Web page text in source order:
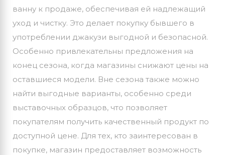
ванну к продаже, обеспечивая ей надлежащий
уход и чистку. Это делает покупку бывшего в
употреблении джакузи выгодной и безопасной.
Особенно привлекательны предложения на
конец сезона, когда магазины снижают цены на
оставшиеся модели. Вне сезона также можно
найти выгодные варианты, особенно среди
выставочных образцов, что позволяет
покупателям получить качественный продукт по
доступной цене. Для тех, кто заинтересован в
покупке, магазин предоставляет возможность